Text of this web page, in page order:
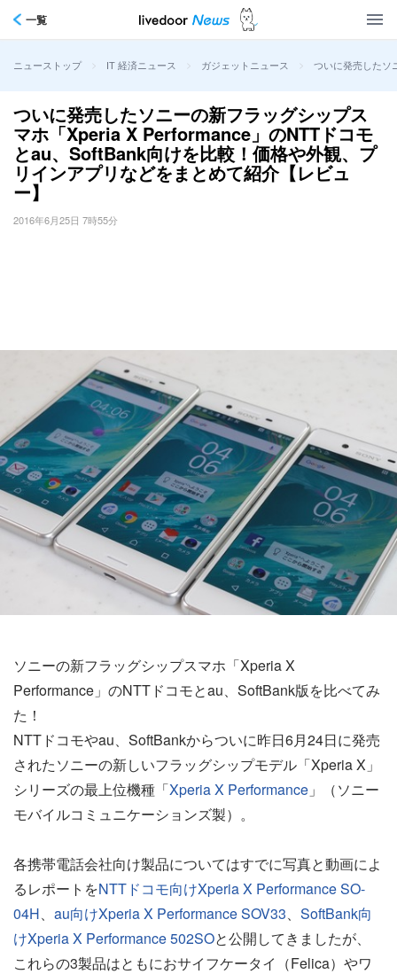
一覧
ニューストップ > IT 経済ニュース > ガジェットニュース > ついに発売したソ
ついに発売したソニーの新フラッグシップス
マホ「Xperia X Performance」のNTTドコモ
とau、SoftBank向けを比較！価格や外観、プ
リインアプリなどをまとめて紹介【レビュ
ー】
2016年6月25日 7時55分
ソニーの新フラッグシップスマホ「Xperia X
Performance」のNTTドコモとau、SoftBank版を比べてみ
た！
NTTドコモやau、SoftBankからついに昨日6月24日に発売
されたソニーの新しいフラッグシップモデル「Xperia X」
シリーズの最上位機種「Xperia X Performance 」（ソニー
モバイルコミュニケーションズ製）。
各携帯電話会社向け製品についてはすでに写真と動画によ
るレポートをNTTドコモ向けXperia X Performance SO-
04H、 au向けXperia X Performance SOV33、 SoftBank向
けXperia X Performance 502SOと公開してきましたが、
これらの3製品はともにおサイフケータイ（Felica）やワ